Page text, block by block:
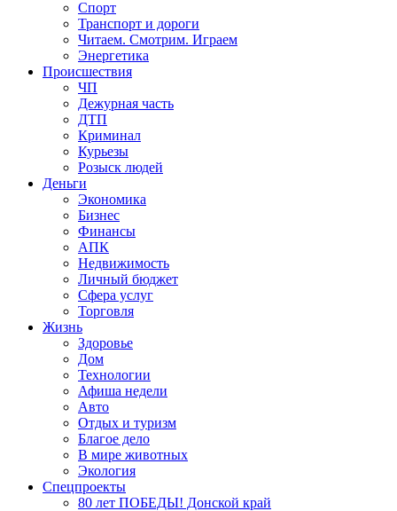
Спорт
Транспорт и дороги
Читаем. Смотрим. Играем
Энергетика
Происшествия
ЧП
Дежурная часть
ДТП
Криминал
Курьезы
Розыск людей
Деньги
Экономика
Бизнес
Финансы
АПК
Недвижимость
Личный бюджет
Сфера услуг
Торговля
Жизнь
Здоровье
Дом
Технологии
Афиша недели
Авто
Отдых и туризм
Благое дело
В мире животных
Экология
Спецпроекты
80 лет ПОБЕДЫ! Донской край